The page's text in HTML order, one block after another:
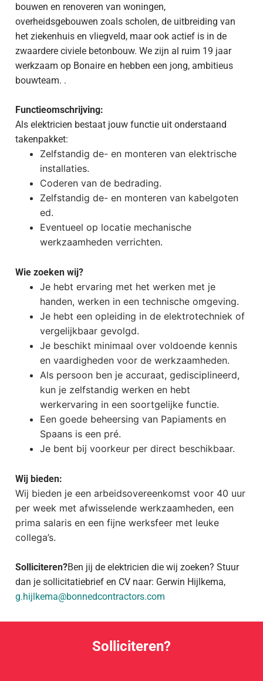
bouwen en renoveren van woningen,
overheidsgebouwen zoals scholen, de uitbreiding van
het ziekenhuis en vliegveld, maar ook actief is in de
zwaardere civiele betonbouw. We zijn al ruim 19 jaar
werkzaam op Bonaire en hebben een jong, ambitieus
bouwteam. .
Functieomschrijving:
Als elektricien bestaat jouw functie uit onderstaand
takenpakket:
Zelfstandig de- en monteren van elektrische
installaties.
Coderen van de bedrading.
Zelfstandig de- en monteren van kabelgoten
ed.
Eventueel op locatie mechanische
werkzaamheden verrichten.
Wie zoeken wij?
Je hebt ervaring met het werken met je
handen, werken in een technische omgeving.
Je hebt een opleiding in de elektrotechniek of
vergelijkbaar gevolgd.
Je beschikt minimaal over voldoende kennis
en vaardigheden voor de werkzaamheden.
Als persoon ben je accuraat, gedisciplineerd,
kun je zelfstandig werken en hebt
werkervaring in een soortgelijke functie.
Een goede beheersing van Papiaments en
Spaans is een pré.
Je bent bij voorkeur per direct beschikbaar.
Wij bieden:
Wij bieden je een arbeidsovereenkomst voor 40 uur
per week met afwisselende werkzaamheden, een
prima salaris en een fijne werksfeer met leuke
collega’s.
Solliciteren?Ben jij de elektricien die wij zoeken? Stuur
dan je sollicitatiebrief en CV naar: Gerwin Hijlkema,
g.hijlkema@bonnedcontractors.com
Solliciteren?